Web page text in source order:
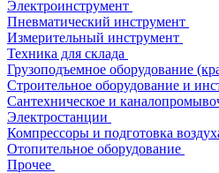
Электроинструмент
Пневматический инструмент
Измерительный инструмент
Техника для склада
Грузоподъемное оборудование
Строительное оборудование и
Сантехническое и
Электростанции
Компрессоры и подготовка
Отопительное оборудование
Прочее